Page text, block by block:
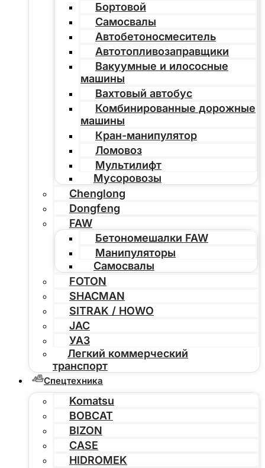
Бортовой
Самосвалы
Автобетоносмеситель
Автотопливозаправщики
Вакуумные и илососные
машины
Вахтовый автобус
Комбинированные дорожные
машины
Кран-манипулятор
Ломовоз
Мультилифт
Мусоровозы
Chenglong
Dongfeng
FAW
Бетономешалки FAW
Манипуляторы
Самосвалы
FOTON
SHACMAN
SITRAK / HOWO
JAC
УАЗ
Легкий коммерческий
транспорт
Спецтехника
Komatsu
BOBCAT
BIZON
CASE
HIDROMEK